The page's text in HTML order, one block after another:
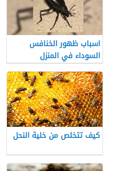
اسباب ظهور الخنافس
السوداء في المنزل
كيف تتخلص من خلية النحل